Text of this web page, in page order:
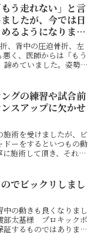
う走れない」と言
したが、今では日
るようになりまし
、背中の圧迫骨折、左
く、医師からは「もう
諦めていました。姿勢
グの練習や試合前
スアップに欠かせ
術を受けましたが、ビ
ドーをするといつもの動
施術して頂き、それを
でビックリしまし
の動きも良くなりまし
部太基様 プロキックボ
するものではありませ